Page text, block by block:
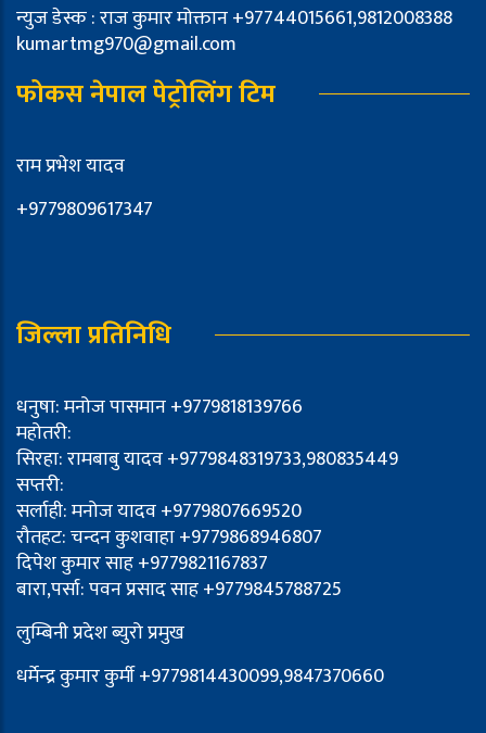
न्युज डेस्क : राज कुमार मोक्तान +97744015661,9812008388
kumartmg970@gmail.com
फोकस नेपाल पेट्रोलिंग टिम
राम प्रभेश यादव
+9779809617347
जिल्ला प्रतिनिधि
धनुषा: मनोज पासमान +9779818139766
महोतरी:
सिरहा: रामबाबु यादव +9779848319733,980835449
सप्तरी:
सर्लाही: मनोज यादव +9779807669520
रौतहट: चन्दन कुशवाहा +9779868946807
दिपेश कुमार साह +9779821167837
बारा,पर्सा: पवन प्रसाद साह +9779845788725
लुम्बिनी प्रदेश ब्युरो प्रमुख
धर्मेन्द्र कुमार कुर्मी +9779814430099,9847370660